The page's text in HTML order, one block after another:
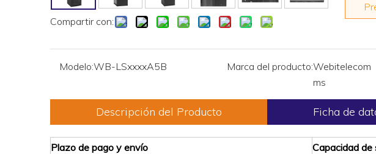
Compartir con:
Modelo:WB-LSxxxxA5B Marca del producto:Webitelecom
ms
Descripción del Producto Ficha de
Plazo de pago y envío
Capacidad de